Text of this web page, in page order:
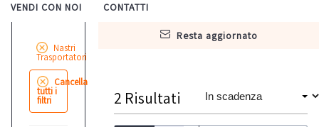
VENDI CON NOI CONTATTI
resta aggiornato
Nastri
Trasportatori
Cancella
tutti i
filtri 2 Risultati